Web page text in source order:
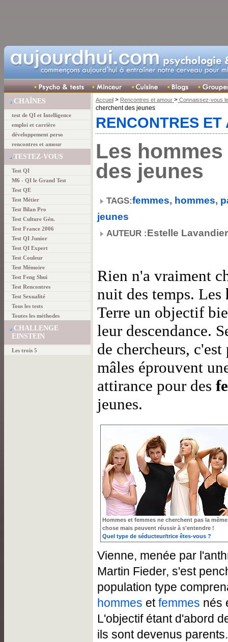
CHAÎNES
test de QI et Intelligence
emploi et carrière
développement perso
rencontres et amour
TESTEZ-VOUS
Test QI
M6 - QI le Grand Test
Test QE
Test Métier
Test Bilan Pro
Test Culture Gén.
Test France 2006
Test QI Junior
Test QI Expert
Test Couleur
Test Mémoire
Test Feng Shui
Test Rencontres
Test Sexualité
Tous les tests
Toutes les méthodes
CHALLENGE
EINSTEIN
Les trois 5
Accueil > Rencontres et amour > Connaissez-vous
cherchent des jeunes
RENCONTRES ET
Les
des jeunes
TAGS:femmes, hommes,
jeunes
AUTEUR :Estelle Lavandier
Rien n'a vraiment
nuit des temps. Les
Terre un objectif
leur descendance.
de chercheurs,
mâles éprouvent
attirance pour des
jeunes.
Hommes et femmes ne cherchent pas la même
chose mais peuvent réussir à s'entendre !
Quel type de séducteur/trice êtes-vous ?
Vienne, menée par
Martin Fieder, s'est
population type
hommes etfemmes nés
L'objectif étant d'abord
ils sont devenus